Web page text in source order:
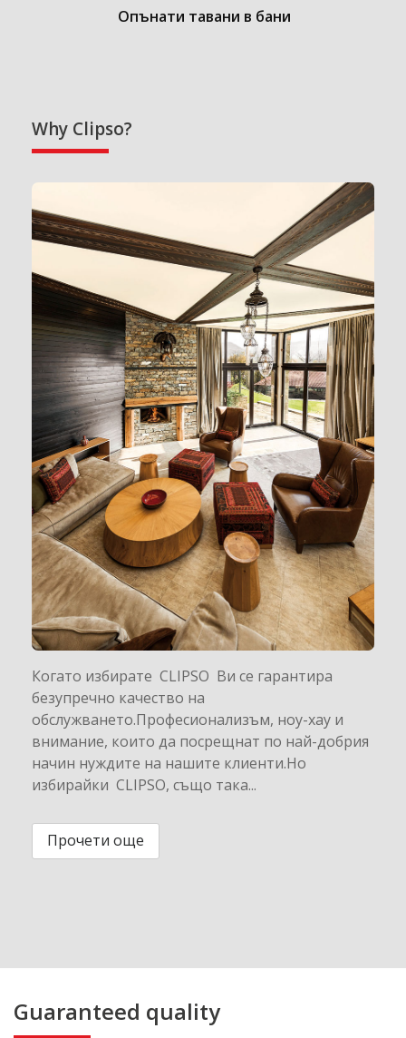
Опънати тавани в бани
Why Clipso?
Когато избирате CLIPSO Ви се гарантира
безупречно качество на
обслужването.Професионализъм, ноу-хау и
внимание, които да посрещнат по най-добрия
начин нуждите на нашите клиенти.Но
избирайки CLIPSO, също така...
Прочети още
Guaranteed quality